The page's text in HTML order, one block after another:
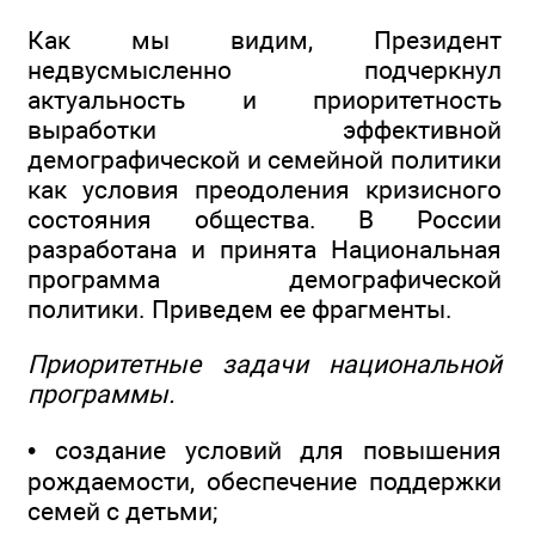
Как мы видим, Президент
недвусмысленно подчеркнул
актуальность и приоритетность
выработки эффективной
демографической и семейной политики
как условия преодоления кризисного
состояния общества. В России
разработана и принята Национальная
программа демографической
политики. Приведем ее фрагменты.
Приоритетные задачи национальной
программы.
• создание условий для повышения
рождаемости, обеспечение поддержки
семей с детьми;